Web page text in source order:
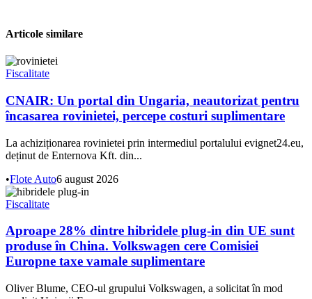
Articole similare
Fiscalitate
CNAIR: Un portal din Ungaria, neautorizat pentru
încasarea rovinietei, percepe costuri suplimentare
La achiziționarea rovinietei prin intermediul portalului evignet24.eu,
deținut de Enternova Kft. din...
•Flote Auto6 august 2026
Fiscalitate
Aproape 28% dintre hibridele plug-in din UE sunt
produse în China. Volkswagen cere Comisiei
Europne taxe vamale suplimentare
Oliver Blume, CEO-ul grupului Volkswagen, a solicitat în mod